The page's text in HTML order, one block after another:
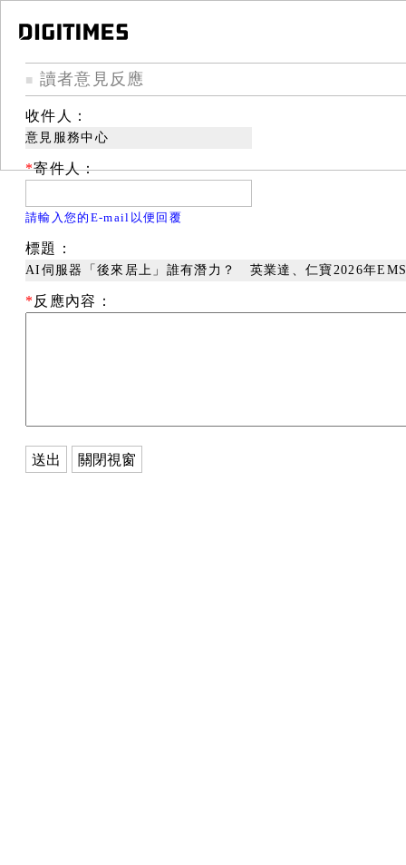
■ 讀者意見反應
收件人：
意見服務中心
*寄件人：
請輸入您的E-mail以便回覆
標題：
AI伺服器「後來居上」誰有潛力？ 英業達、仁寶2026年
* 反應內容：